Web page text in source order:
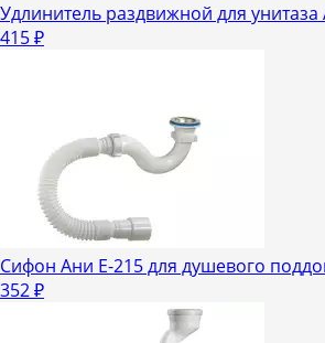
Удлинитель раздвижной для унитаза
415₽
Сифон Ани Е-215 для душевого
352₽